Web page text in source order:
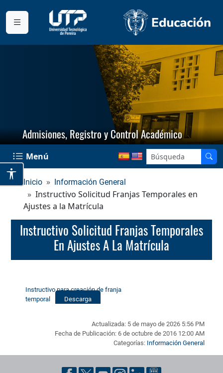
Admisiones, Registro y Control Académico
Menú
Inicio Información General
Instructivo Solicitud Franjas Temporales en
Ajustes a la Matrícula
Instructivo Solicitud Franjas Temporales
En Ajustes A La Matrícula
Instructivo para creación de franja
temporal
Descarga
Actualizada: 5 de mayo de 2026 5:56 PM
Fecha de Publicación: 6 de octubre de 2016 12:00 AM
Categorías: Información General
Pie de página con información de contacto, redes sociales y